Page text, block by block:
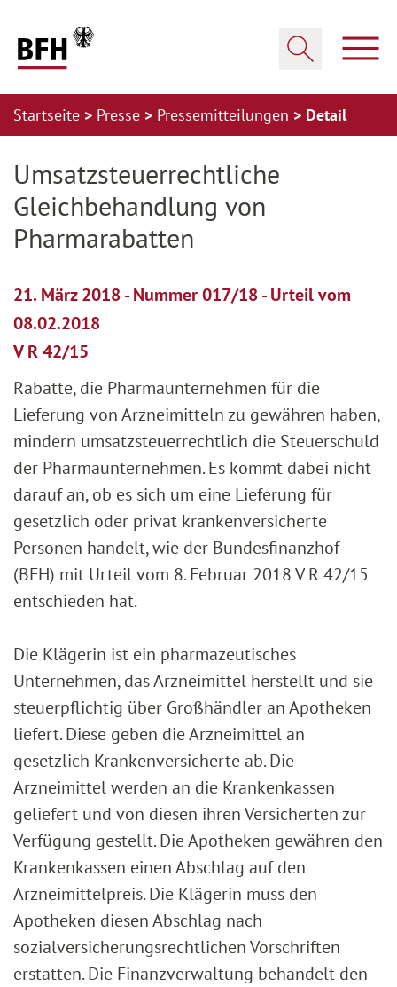
Startseite Presse Pressemitteilungen Detail
Umsatzsteuerrechtliche
Gleichbehandlung von
Pharmarabatten
21. März 2018 - Nummer 017/18 - Urteil vom
08.02.2018
V R 42/15
Rabatte, die Pharmaunternehmen für die
Lieferung von Arzneimitteln zu gewähren haben,
mindern umsatzsteuerrechtlich die Steuerschuld
der Pharmaunternehmen. Es kommt dabei nicht
darauf an, ob es sich um eine Lieferung für
gesetzlich oder privat krankenversicherte
Personen handelt, wie der Bundesfinanzhof
(BFH) mit Urteil vom 8. Februar 2018 V R 42/15
entschieden hat.
Die Klägerin ist ein pharmazeutisches
Unternehmen, das Arzneimittel herstellt und sie
steuerpflichtig über Großhändler an Apotheken
liefert. Diese geben die Arzneimittel an
gesetzlich Krankenversicherte ab. Die
Arzneimittel werden an die Krankenkassen
geliefert und von diesen ihren Versicherten zur
Verfügung gestellt. Die Apotheken gewähren den
Krankenkassen einen Abschlag auf den
Arzneimittelpreis. Die Klägerin muss den
Apotheken diesen Abschlag nach
sozialversicherungsrechtlichen Vorschriften
erstatten. Die Finanzverwaltung behandelt den